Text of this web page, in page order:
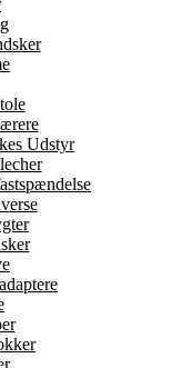
Udstyr